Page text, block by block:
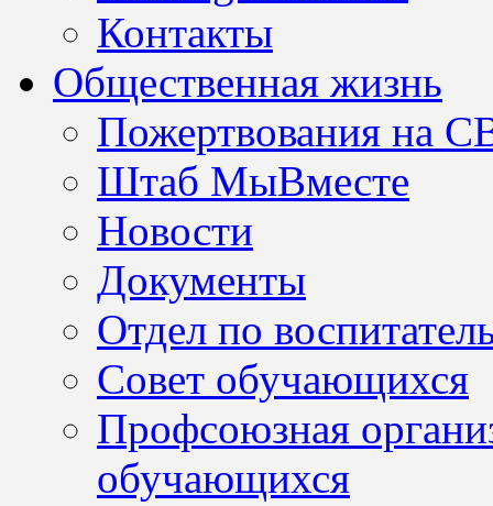
Контакты
Общественная жизнь
Пожертвования на
Штаб МыВместе
Новости
Документы
Отдел по
Совет обучающихся
Профсоюзная
обучающихся